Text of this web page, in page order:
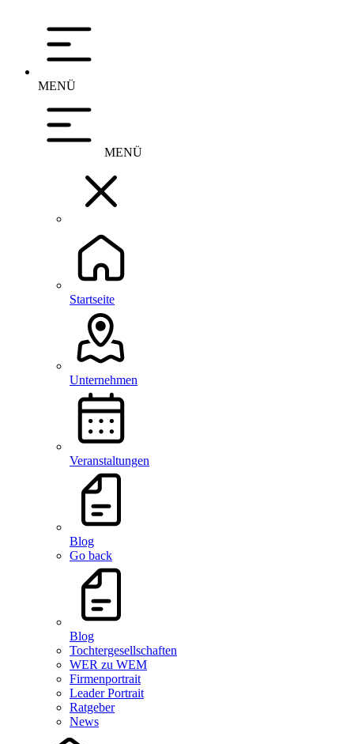
MENÜ
MENÜ
Startseite
Unternehmen
Veranstaltungen
Blog
Go back
Blog
Tochtergesellschaften
WER zu WEM
Firmenportrait
Leader Portrait
Ratgeber
News